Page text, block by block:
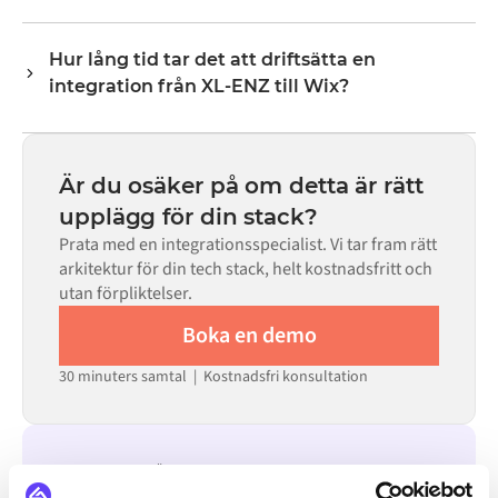
data anländer i det format som varje system förväntar
Marketplace konfigurerar du integrationen via ett visuellt
gränssnitt utan att skriva egen kod, inklusive
kod finns tillgänglig i de fall där konfigurationen inte
Hur lång tid tar det att driftsätta en
integration från XL-ENZ till Wix?
beroende på komplexiteten i datamappningen, antalet
flöden som krävs och din interna granskningsprocess.
För många system finns färdiga kopplingar tillgängliga i
Alumio Marketplace, vilket avsevärt minskar
installationstiden.
Är du osäker på om detta är rätt
upplägg för din stack?
Prata med en integrationsspecialist. Vi tar fram rätt
arkitektur för din tech stack, helt kostnadsfritt och
utan förpliktelser.
Boka en demo
30 minuters samtal | Kostnadsfri konsultation